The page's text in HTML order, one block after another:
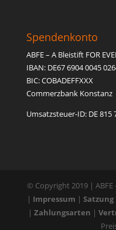
Spendenkonto
ABFE – A Bleistift FOR
IBAN: DE67 6904 0045
BIC: COBADEFFXXX
Commerzbank Konstanz
Umsatzsteuer-ID: DE 815
© Copyright 2019 | ABFE
| Impressum | Satzung
| Zahlungsarten |